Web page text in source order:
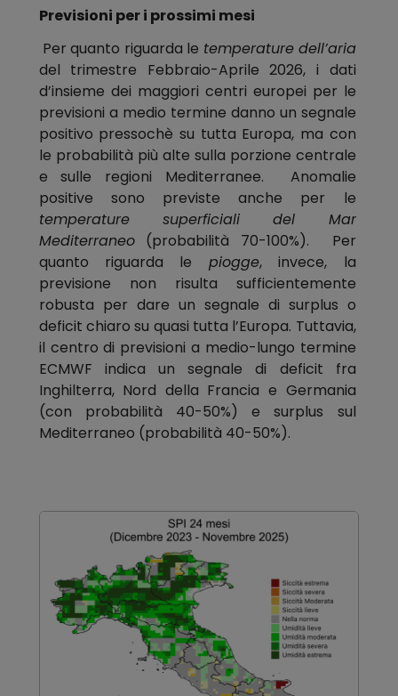
Previsioni per i prossimi mesi
Per quanto riguarda le temperature dell’aria
del trimestre Febbraio-Aprile 2026, i dati
d’insieme dei maggiori centri europei per le
previsioni a medio termine danno un segnale
positivo pressochè su tutta Europa, ma con
le probabilità più alte sulla porzione centrale
e sulle regioni Mediterranee. Anomalie
positive sono previste anche per le
temperature superficiali del Mar
Mediterraneo(probabilità 70-100%). Per
quanto riguarda le piogge, invece, la
previsione non risulta sufficientemente
robusta per dare un segnale di surplus o
deficit chiaro su quasi tutta l’Europa. Tuttavia,
il centro di previsioni a medio-lungo termine
ECMWF indica un segnale di deficit fra
Inghilterra, Nord della Francia e Germania
(con probabilità 40-50%) e surplus sul
Mediterraneo (probabilità 40-50%).